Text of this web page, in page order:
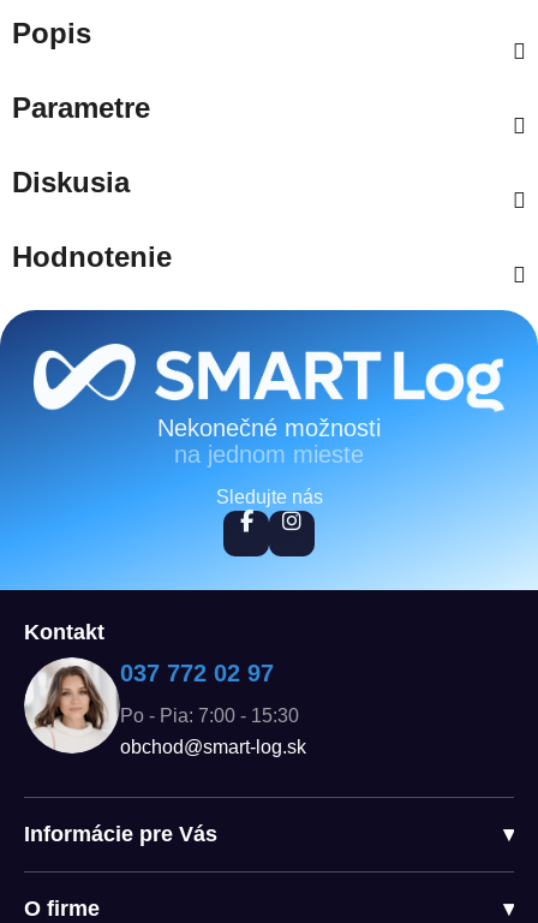
Popis
Parametre
Diskusia
Hodnotenie
Zápätie
Nekonečné možnosti
na jednom mieste
Sledujte nás
Kontakt
037 772 02 97
Po - Pia: 7:00 - 15:30
obchod@smart-log.sk
Informácie pre Vás ▾
O firme ▾